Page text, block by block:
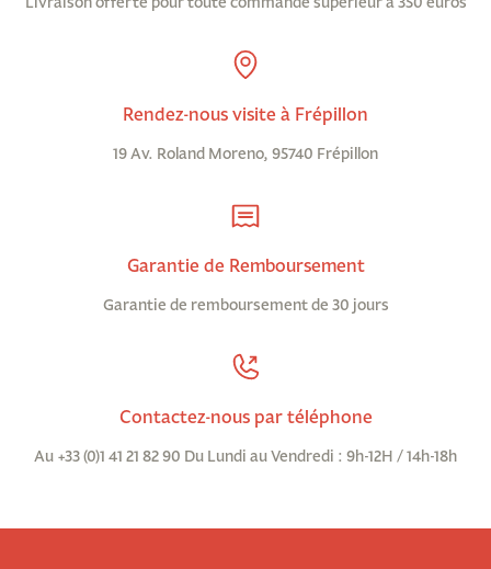
Rendez-nous visite à Frépillon
19 Av. Roland Moreno, 95740 Frépillon
Garantie de Remboursement
Garantie de remboursement de 30 jours
Contactez-nous par téléphone
Au +33 (0)1 41 21 82 90 Du Lundi au Vendredi : 9h-12H / 14h-18h